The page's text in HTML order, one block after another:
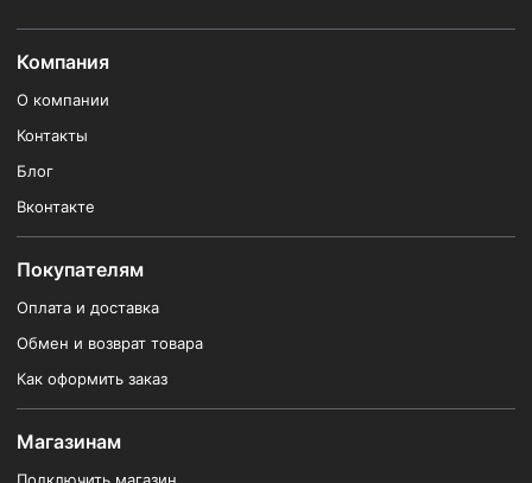
Компания
О компании
Контакты
Блог
Вконтакте
Покупателям
Оплата и доставка
Обмен и возврат товара
Как оформить заказ
Магазинам